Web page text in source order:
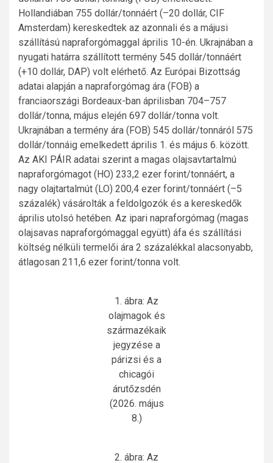
Hollandiában 755 dollár/tonnáért (–20 dollár, CIF
Amsterdam) kereskedtek az azonnali és a májusi
szállítású napraforgómaggal április 10-én. Ukrajnában a
nyugati határra szállított termény 545 dollár/tonnáért
(+10 dollár, DAP) volt elérhető. Az Európai Bizottság
adatai alapján a napraforgómag ára (FOB) a
franciaországi Bordeaux-ban áprilisban 704–757
dollár/tonna, május elején 697 dollár/tonna volt.
Ukrajnában a termény ára (FOB) 545 dollár/tonnáról 575
dollár/tonnáig emelkedett április 1. és május 6. között.
Az AKI PÁIR adatai szerint a magas olajsavtartalmú
napraforgómagot (HO) 233,2 ezer forint/tonnáért, a
nagy olajtartalmút (LO) 200,4 ezer forint/tonnáért (–5
százalék) vásárolták a feldolgozók és a kereskedők
április utolsó hetében. Az ipari napraforgómag (magas
olajsavas napraforgómaggal együtt) áfa és szállítási
költség nélküli termelői ára 2 százalékkal alacsonyabb,
átlagosan 211,6 ezer forint/tonna volt.
1. ábra: Az
olajmagok és
származékaik
jegyzése a
párizsi és a
chicagói
árutőzsdén
(2026. május
8.)
2. ábra: Az